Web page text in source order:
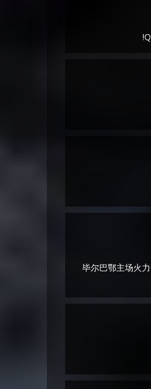
毕尔巴鄂主场火